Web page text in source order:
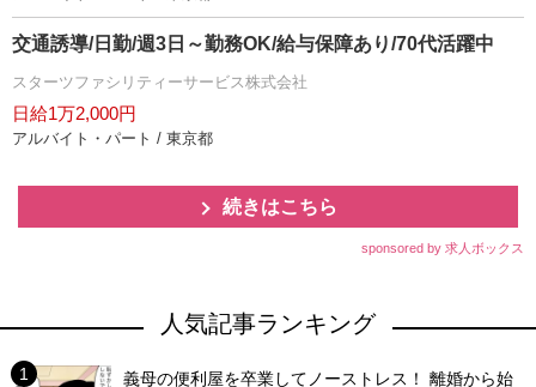
交通誘導/日勤/週3日～勤務OK/給与保障あり/70代活躍中
スターツファシリティーサービス株式会社
日給1万2,000円
アルバイト・パート / 東京都
続きはこちら
sponsored by 求人ボックス
人気記事ランキング
義母の便利屋を卒業してノーストレス！ 離婚から始